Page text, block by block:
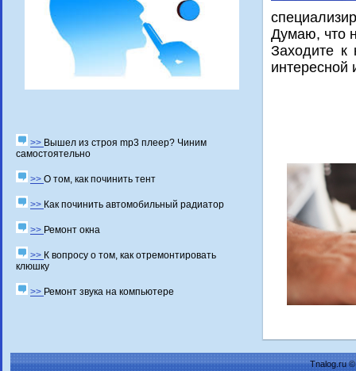
>> Вышел из строя mp3 плеер? Чиним
самостоятельно
>> О том, как починить тент
>> Как починить автомобильный радиатор
>> Ремонт окна
>> К вопросу о том, как отремонтировать
клюшку
>> Ремонт звука на компьютере
Думаю, что
Заходите
Tnalog.ru